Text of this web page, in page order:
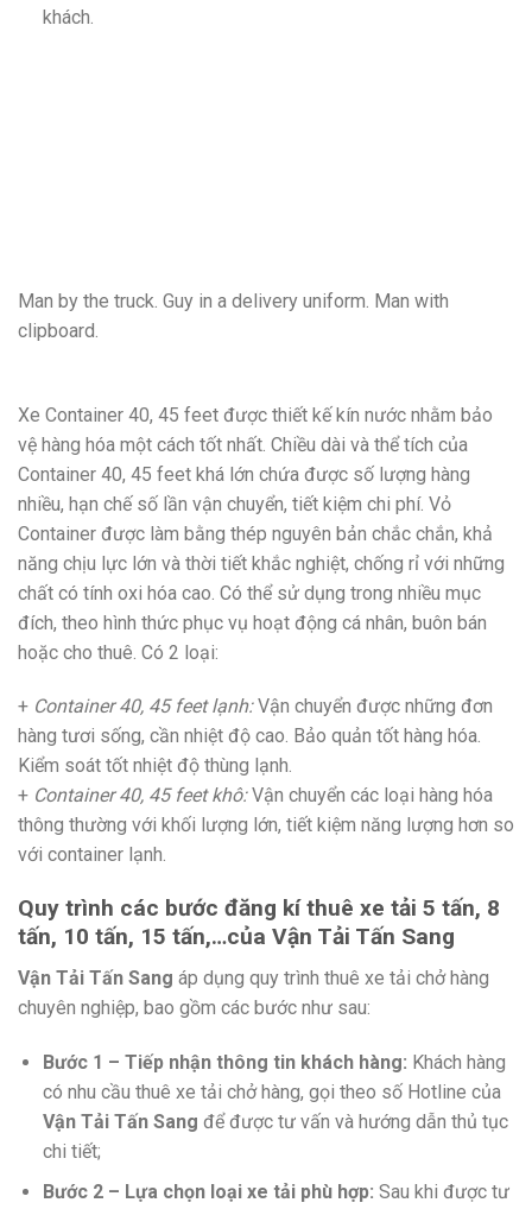
khách.
Man by the truck. Guy in a delivery uniform. Man with
clipboard.
Xe Container 40, 45 feet được thiết kế kín nước nhằm bảo
vệ hàng hóa một cách tốt nhất. Chiều dài và thể tích của
Container 40, 45 feet khá lớn chứa được số lượng hàng
nhiều, hạn chế số lần vận chuyển, tiết kiệm chi phí. Vỏ
Container được làm bằng thép nguyên bản chắc chắn, khả
năng chịu lực lớn và thời tiết khắc nghiệt, chống rỉ với những
chất có tính oxi hóa cao. Có thể sử dụng trong nhiều mục
đích, theo hình thức phục vụ hoạt động cá nhân, buôn bán
hoặc cho thuê. Có 2 loại:
+ Container 40, 45 feet lạnh:Vận chuyển được những đơn
hàng tươi sống, cần nhiệt độ cao. Bảo quản tốt hàng hóa.
Kiểm soát tốt nhiệt độ thùng lạnh.
+ Container 40, 45 feet khô:Vận chuyển các loại hàng hóa
thông thường với khối lượng lớn, tiết kiệm năng lượng hơn so
với container lạnh.
Quy trình các bước đăng kí thuê xe tải 5 tấn, 8
tấn, 10 tấn, 15 tấn,…của Vận Tải Tấn Sang
Vận Tải Tấn Sang áp dụng quy trình thuê xe tải chở hàng
chuyên nghiệp, bao gồm các bước như sau:
Bước 1 – Tiếp nhận thông tin khách hàng: Khách hàng
có nhu cầu thuê xe tải chở hàng, gọi theo số Hotline của
Vận Tải Tấn Sang để được tư vấn và hướng dẫn thủ tục
chi tiết;
Bước 2 – Lựa chọn loại xe tải phù hợp: Sau khi được tư